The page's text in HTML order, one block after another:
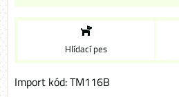
Hlídací pes
Import kód: TM116B